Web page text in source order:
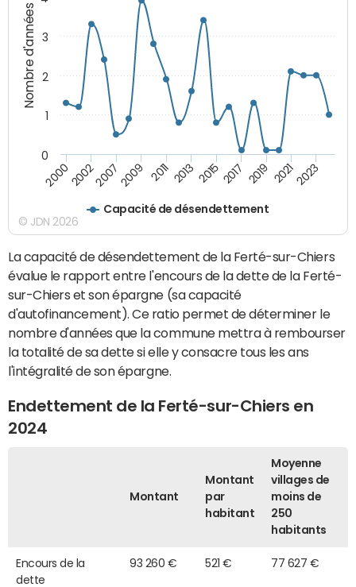
Nombre d'années
Capacité de désendettement
2000200220072009 2011 2013 2015 2017 2019 20212023
0
1
2
3
© JDN 2026
La capacité de désendettement de la Ferté-sur-Chiers
évalue le rapport entre l'encours de la dette de la Ferté-
sur-Chiers et son épargne (sa capacité
d'autofinancement). Ce ratio permet de déterminer le
nombre d'années que la commune mettra à rembourser
la totalité de sa dette si elle y consacre tous les ans
l'intégralité de son épargne.
Endettement de la Ferté-sur-Chiers en
2024
Montant
Montant
par
habitant
Moyenne
villages de
moins de
250
habitants
Encours de la
dette
93 260 € 521 € 77 627 €